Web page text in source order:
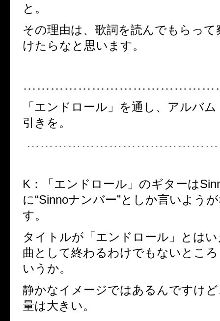
と。
その理由は、歌詞を読んでもらっ
けたらなと思います。
「エンドロール」を通し、アルバ
引きを。
K：
「エンドロール」のギターは
に“Sinnoナンバー”としか言いよう
す。
タイトルが「エンドロール」とは
曲として終わるわけでもないとこ
いうか。
静かなイメージではあるんですけ
量は大きい。